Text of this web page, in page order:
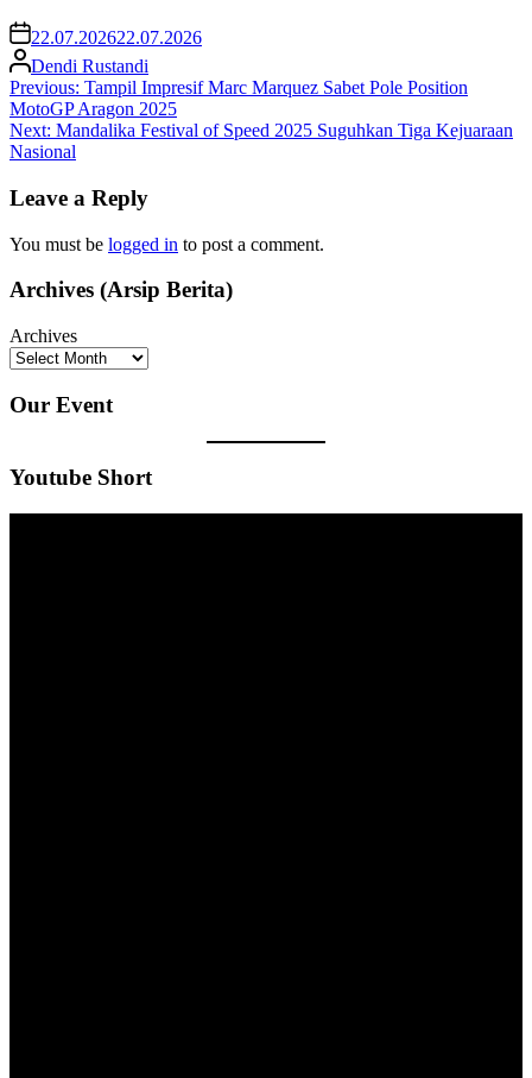
22.07.202622.07.2026
Dendi Rustandi
Post
navigation
Previous: Tampil Impresif Marc Marquez Sabet Pole Position
MotoGP Aragon 2025
Next: Mandalika Festival of Speed 2025 Suguhkan Tiga Kejuaraan
Nasional
Leave a Reply
You must be logged in to post a comment.
Archives (Arsip Berita)
Archives
Our Event
Youtube Short